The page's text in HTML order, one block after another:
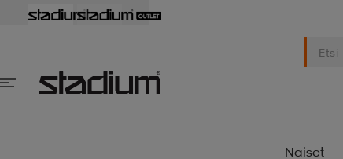
Naiset